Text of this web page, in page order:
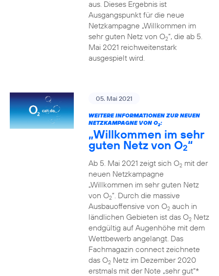
aus. Dieses Ergebnis ist
Ausgangspunkt für die neue
Netzkampagne „Willkommen im
sehr guten Netz von O2“, die ab 5.
Mai 2021 reichweitenstark
ausgespielt wird.
05. Mai 2021
WEITERE INFORMATIONEN ZUR NEUEN
NETZKAMPAGNE VON O2:
„Willkommen im sehr
guten Netz von O2“
Ab 5. Mai 2021 zeigt sich O2mit der
neuen Netzkampagne
„Willkommen im sehr guten Netz
von O2“. Durch die massive
Ausbauoffensive von O2auch in
ländlichen Gebieten ist das O2Netz
endgültig auf Augenhöhe mit dem
Wettbewerb angelangt. Das
Fachmagazin connect zeichnete
das O2Netz im Dezember 2020
erstmals mit der Note „sehr gut“*